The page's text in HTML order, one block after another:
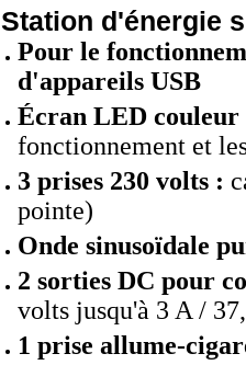
Station d'énergie
Pour le
d'appareils USB
Écran LED
fonctionnement et
3 prises 230 volts :
pointe)
Onde sinusoïdale
2 sorties DC pour
volts jusqu'à 3 A /
1 prise allume-